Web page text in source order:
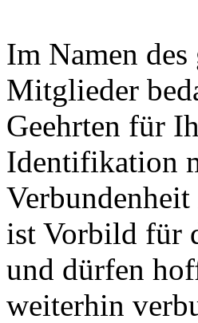
Im Namen des
Mitglieder
Geehrten für
Identifikation
ist Vorbild für
und dürfen
weiterhin